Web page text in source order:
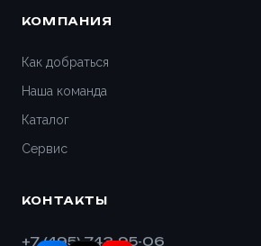
КОМПАНИЯ
Как добраться
Наша команда
Каталог
Сервис
КОНТАКТЫ
+7 (495) 743-95-06